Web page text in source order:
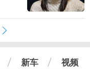
新车 视频